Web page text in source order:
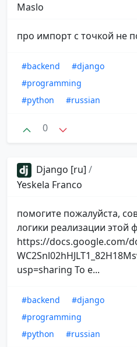
Maslo
про импорт с точкой не
#backend
#django
#programming
#python
#russian
0
Django [ru] /
Yeskela Franco
помогите пожалуйста,
логики реализации этой
https://docs.google.com/
usp=sharing То е...
#backend
#django
#programming
#python
#russian